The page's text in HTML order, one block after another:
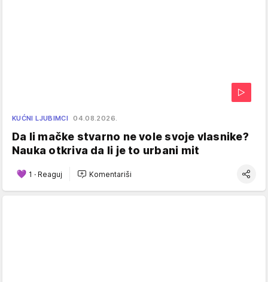
KUĆNI LJUBIMCI 04.08.2026.
Da li mačke stvarno ne vole svoje vlasnike?
Nauka otkriva da li je to urbani mit
1 · Reaguj Komentariši